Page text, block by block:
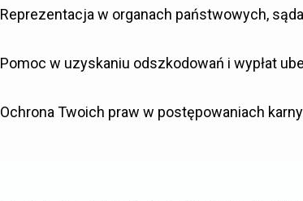
Reprezentacja w organach państwowych,
Pomoc w uzyskaniu odszkodowań i wypłat
Ochrona Twoich praw w postępowaniach